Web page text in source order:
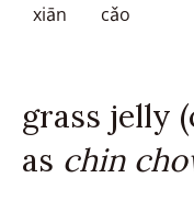
xiān cǎo
grass jelly
as chin